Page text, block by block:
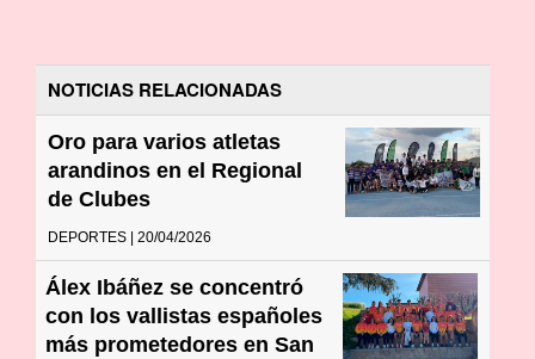
NOTICIAS RELACIONADAS
Oro para varios atletas
arandinos en el Regional
de Clubes
DEPORTES | 20/04/2026
Álex Ibáñez se concentró
con los vallistas españoles
más prometedores en San